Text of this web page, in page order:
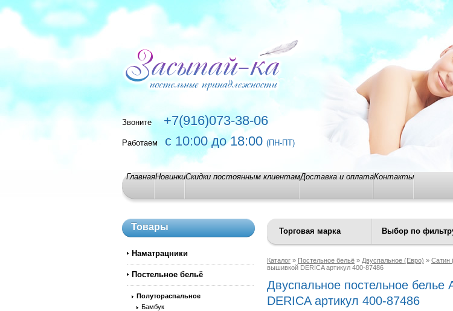
Звоните+7(916)073-38-06
Работаем с 10:00 до 18:00 (ПН-ПТ)
ГлавнаяНовинкиСкидки постоянным клиентамДоставка и оплатаКонтакты
Товары
Наматрацники
Постельное бельё
Полутораспальное
Бамбук
Торговая марка Выбор по
Каталог » Постельное бельё » Двуспальное (Евро) » Сатин
вышивкой DERICA артикул 400-87486
Двуспальное постельное
DERICA артикул 400-87486